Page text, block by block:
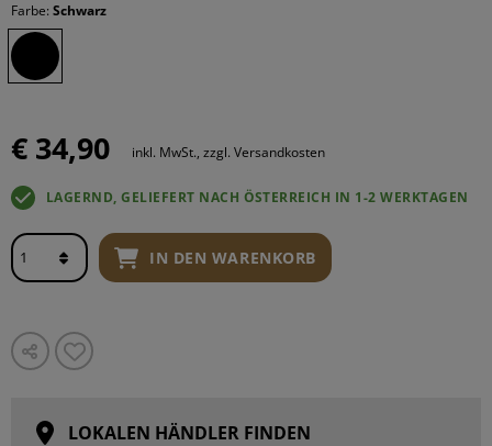
Farbe: Schwarz
€ 34,90 inkl. MwSt., zzgl. Versandkosten
LAGERND, GELIEFERT NACH ÖSTERREICH IN 1-2 WERKTAGEN
IN DEN WARENKORB
LOKALEN HÄNDLER FINDEN